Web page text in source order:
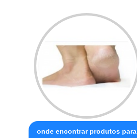
onde encontrar produtos para